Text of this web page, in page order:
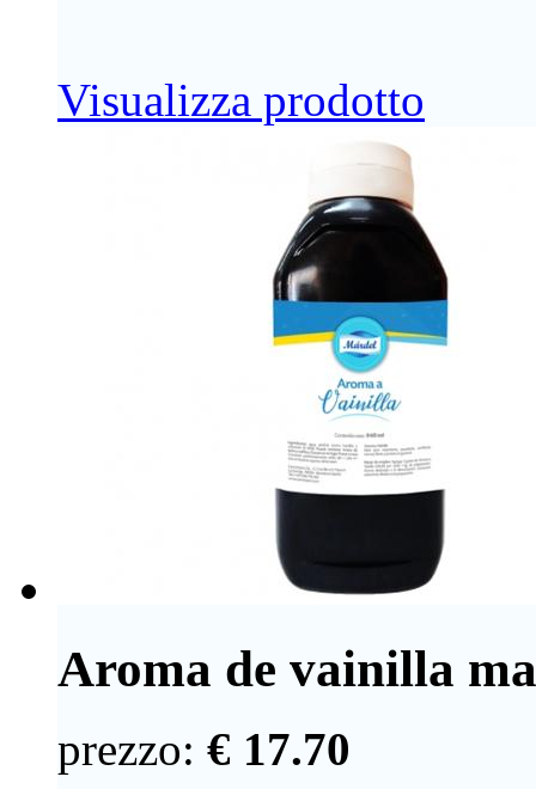
Visualizza prodotto
Aroma de vainilla
prezzo: € 17.70